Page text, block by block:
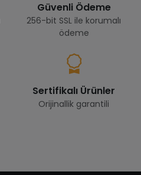
Güvenli Ödeme
256-bit SSL ile korumalı
ödeme
Sertifikalı Ürünler
Orijinallik garantili